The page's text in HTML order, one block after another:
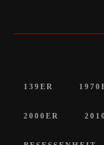
139ER
2000ER